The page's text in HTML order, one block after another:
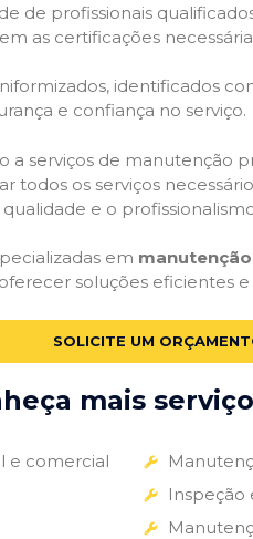
de profissionais
as certificações
identificados
e confiança no serviço.
a serviços de
todos os serviços
e o
em
soluções eficientes
SOLICITE UM
mais
e comercial
Inspeção